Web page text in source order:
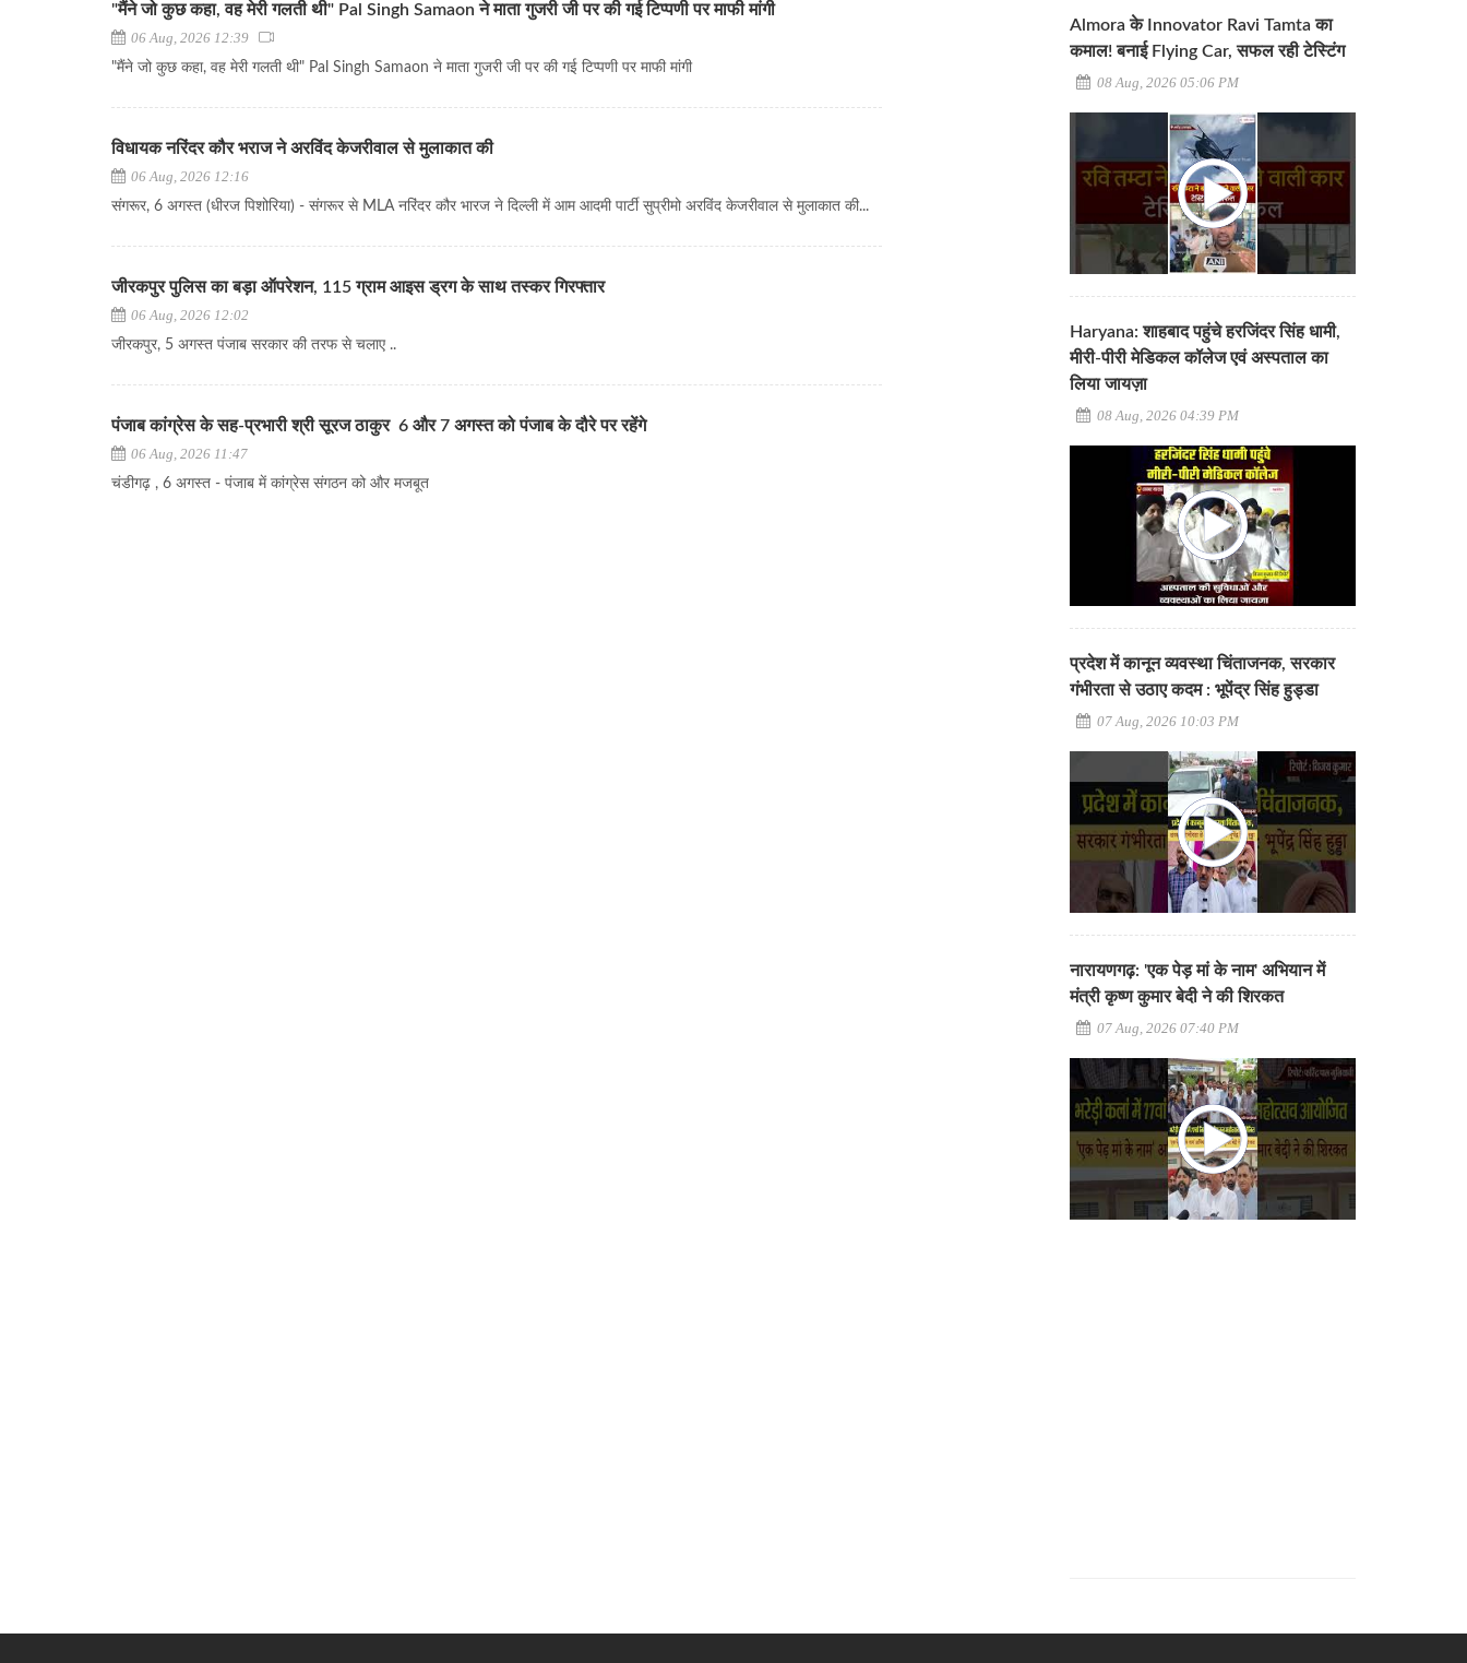
"मैंने जो कुछ कहा, वह मेरी गलती थी" Pal Singh Samaon ने माता गुजरी जी पर की गई टिप्पणी पर माफी मांगी
06 Aug, 2026 12:39
"मैंने जो कुछ कहा, वह मेरी गलती थी" Pal Singh Samaon ने माता गुजरी जी पर की गई टिप्पणी पर माफी मांगी
विधायक नरिंदर कौर भराज ने अरविंद केजरीवाल से मुलाकात की
06 Aug, 2026 12:16
संगरूर, 6 अगस्त (धीरज पिशोरिया) - संगरूर से MLA नरिंदर कौर भारज ने दिल्ली में आम आदमी पार्टी सुप्रीमो अरविंद केजरीवाल से मुलाकात की...
जीरकपुर पुलिस का बड़ा ऑपरेशन, 115 ग्राम आइस ड्रग के साथ तस्कर गिरफ्तार
06 Aug, 2026 12:02
जीरकपुर, 5 अगस्त पंजाब सरकार की तरफ से चलाए ..
पंजाब कांग्रेस के सह-प्रभारी श्री सूरज ठाकुर 6 और 7 अगस्त को पंजाब के दौरे पर रहेंगे
06 Aug, 2026 11:47
चंडीगढ़ , 6 अगस्त - पंजाब में कांग्रेस संगठन को और मजबूत
Almora के Innovator Ravi Tamta का
कमाल! बनाई Flying Car, सफल रही टेस्टिंग
08 Aug, 2026 05:06 PM
Haryana: शाहबाद पहुंचे हरजिंदर सिंह धामी,
मीरी-पीरी मेडिकल कॉलेज एवं अस्पताल का
लिया जायज़ा
08 Aug, 2026 04:39 PM
प्रदेश में कानून व्यवस्था चिंताजनक, सरकार
गंभीरता से उठाए कदम : भूपेंद्र सिंह हुड्डा
07 Aug, 2026 10:03 PM
नारायणगढ़: 'एक पेड़ मां के नाम' अभियान में
मंत्री कृष्ण कुमार बेदी ने की शिरकत
07 Aug, 2026 07:40 PM